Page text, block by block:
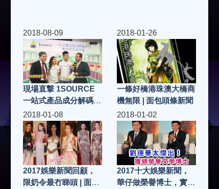
2018-08-09
現場直撃 1SOURCE
一站式產品成分解碼平
台應用程式發布會 | 面
包頭條新聞
2018-01-26
一條好橋港珠澳大橋商
機無限 | 面包頭條新聞
2018-01-08
2017娛樂新聞回顧，
限奶令最冇睇頭 | 面包
2018-01-02
2017十大娛樂新聞，
華仔做榮譽博士，實至